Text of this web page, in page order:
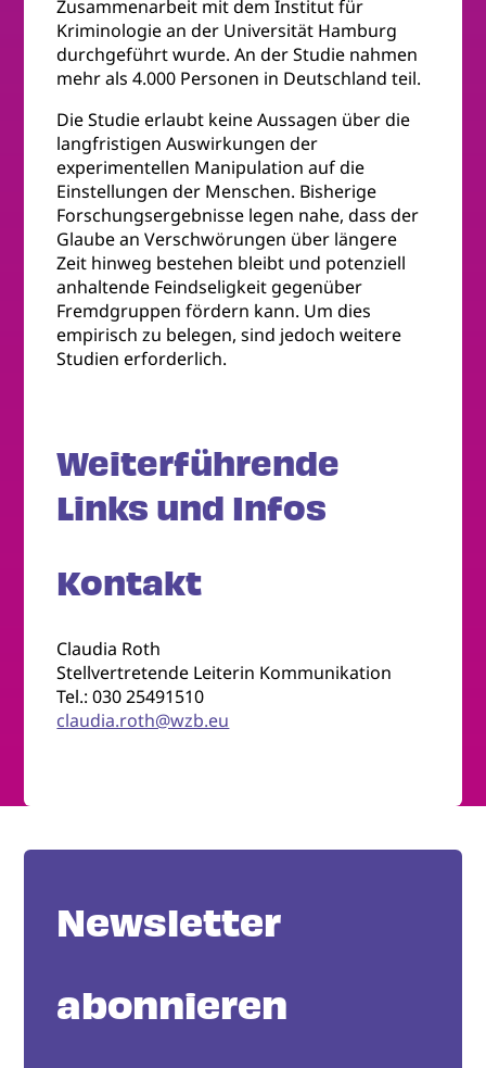
Zusammenarbeit mit dem Institut für
Kriminologie an der Universität Hamburg
durchgeführt wurde. An der Studie nahmen
mehr als 4.000 Personen in Deutschland teil.
Die Studie erlaubt keine Aussagen über die
langfristigen Auswirkungen der
experimentellen Manipulation auf die
Einstellungen der Menschen. Bisherige
Forschungsergebnisse legen nahe, dass der
Glaube an Verschwörungen über längere
Zeit hinweg bestehen bleibt und potenziell
anhaltende Feindseligkeit gegenüber
Fremdgruppen fördern kann. Um dies
empirisch zu belegen, sind jedoch weitere
Studien erforderlich.
Weiterführende
Links und Infos
Kontakt
Claudia Roth
Stellvertretende Leiterin Kommunikation
Tel.: 030 25491510
claudia.roth@wzb.eu
Newsletter
abonnieren